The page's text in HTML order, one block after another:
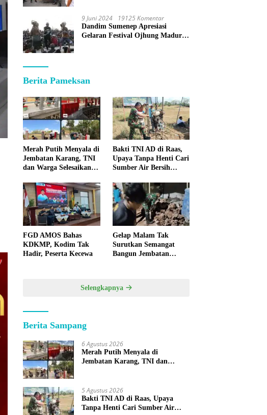
9 Juni 2024 19125 Komentar
Dandim Sumenep Apresiasi
Gelaran Festival Ojhung Madura
Berita Pameksan
Merah Putih Menyala di
Jembatan Karang, TNI
dan Warga Selesaikan
Bakti TNI AD di Raas,
Upaya Tanpa Henti Cari
Sumber Air Bersih
Kepulauan
FGD AMOS Bahas
KDKMP, Kodim Tak
Hadir, Peserta Kecewa
Gelap Malam Tak
Surutkan Semangat
Bangun Jembatan
Selengkapnya
Berita Sampang
6 Agustus 2026
Merah Putih Menyala di
Jembatan Karang, TNI dan
5 Agustus 2026
Bakti TNI AD di Raas, Upaya
Tanpa Henti Cari Sumber Air